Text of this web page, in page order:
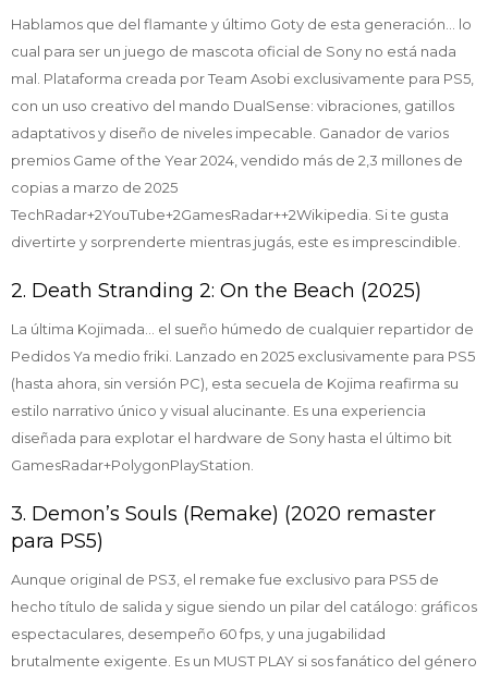
Hablamos que del flamante y último Goty de esta generación... lo
cual para ser un juego de mascota oficial de Sony no está nada
mal. Plataforma creada por Team Asobi exclusivamente para PS5,
con un uso creativo del mando DualSense: vibraciones, gatillos
adaptativos y diseño de niveles impecable. Ganador de varios
premios Game of the Year 2024, vendido más de 2,3 millones de
copias a marzo de 2025
TechRadar+2YouTube+2GamesRadar++2Wikipedia. Si te gusta
divertirte y sorprenderte mientras jugás, este es imprescindible.
2. Death Stranding 2: On the Beach (2025)
La última Kojimada... el sueño húmedo de cualquier repartidor de
Pedidos Ya medio friki. Lanzado en 2025 exclusivamente para PS5
(hasta ahora, sin versión PC), esta secuela de Kojima reafirma su
estilo narrativo único y visual alucinante. Es una experiencia
diseñada para explotar el hardware de Sony hasta el último bit
GamesRadar+PolygonPlayStation.
3. Demon’s Souls (Remake) (2020 remaster
para PS5)
Aunque original de PS3, el remake fue exclusivo para PS5 de
hecho título de salida y sigue siendo un pilar del catálogo: gráficos
espectaculares, desempeño 60 fps, y una jugabilidad
brutalmente exigente. Es un MUST PLAY si sos fanático del género